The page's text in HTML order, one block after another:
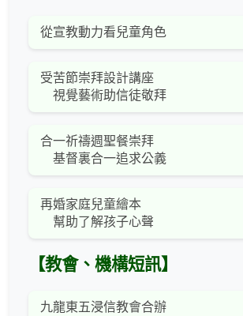
從宣教動力看兒童角色
受苦節崇拜設計講座
視覺藝術助信徒敬拜
合一祈禱週聖餐崇拜
基督裏合一追求公義
再婚家庭兒童繪本
幫助了解孩子心聲
【教會、機構短訊】
九龍東五浸信教會合辦